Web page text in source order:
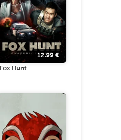
12.99€
Fox Hunt